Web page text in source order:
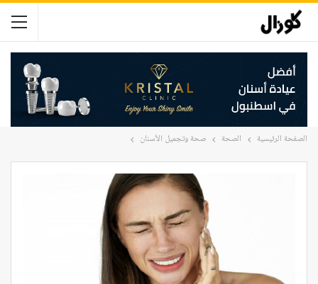
الصفحة الرئيسية الصحة صحة وتجميل الأسنان